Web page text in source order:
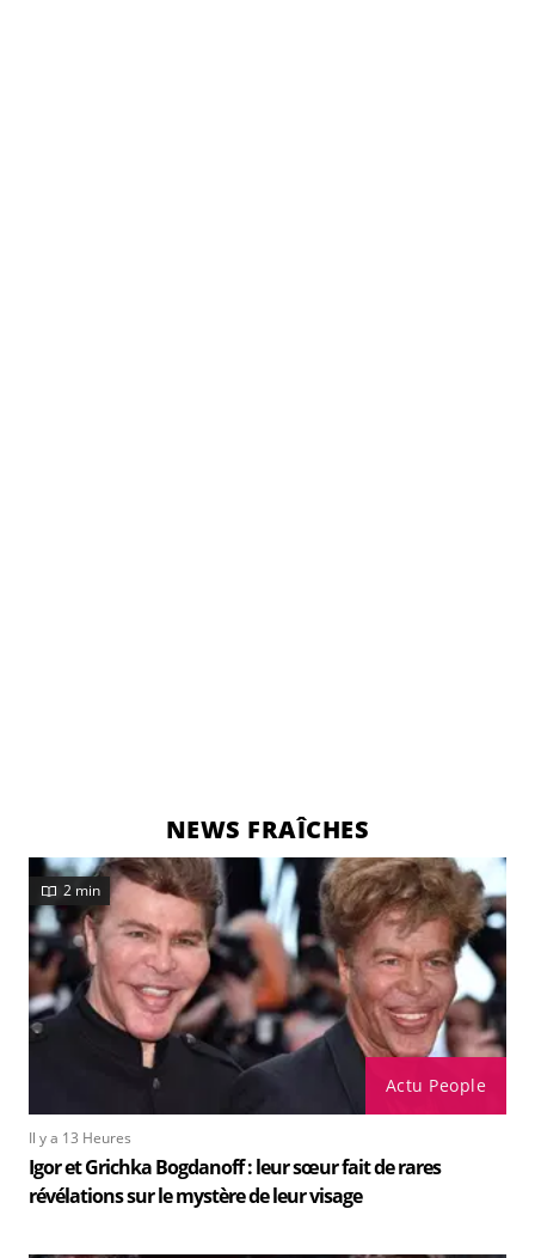
NEWS FRAÎCHES
Actu People
2 min
Il y a 13 Heures
Igor et Grichka Bogdanoff : leur sœur fait de rares
révélations sur le mystère de leur visage